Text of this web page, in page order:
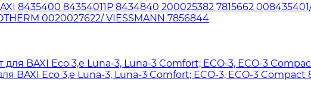
8435400 84354011P 8434840 200025382 7815662
0020027622/ VIESSMANN 7856844
BAXI Eco 3,е Luna-3, Luna-3 Comfort; ECO-3, ECO-3 Compact